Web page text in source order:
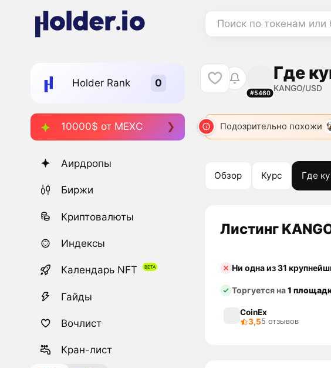
Поиск по токенам
Holder Rank
10000$ от MEXC
Аирдропы
Биржи
Криптовалюты
Индексы
Календарь NFT
Гайды
Вочлист
Кран-лист
#5460
Где
KANGO/USD
Подозрительно похожи
Обзор Курс Где
Листинг
Ни одна из 31
Торгуется на1
CoinEx
3,55 отзывов